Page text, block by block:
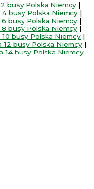
busy Polska Niemcy |
4 busy Polska Niemcy |
6 busy Polska Niemcy |
8 busy Polska Niemcy |
10 busy Polska Niemcy |
12 busy Polska Niemcy |
14 busy Polska Niemcy